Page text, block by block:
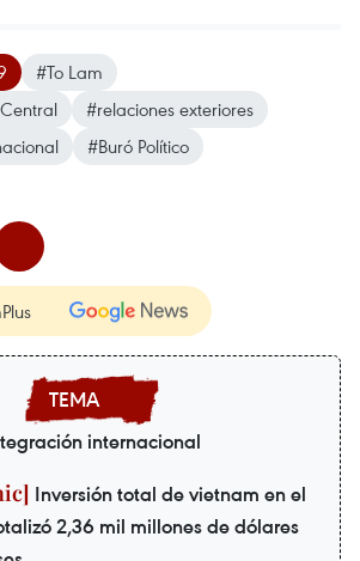
#To Lam
#relaciones exteriores
#Buró Político
internacional
Inversión total de vietnam en el
2,36 mil millones de dólares